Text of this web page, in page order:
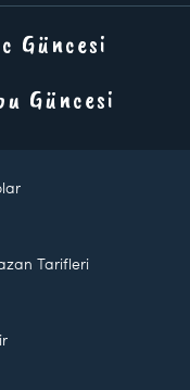
Güncesi
Güncesi
Tarifleri